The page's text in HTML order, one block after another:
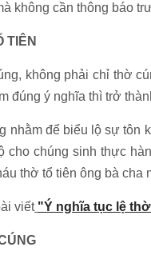
không cần thông báo
TIÊN
không phải chỉ thờ
đúng ý nghĩa thì trở
nhằm để biểu lộ sự
chúng sinh thực
thờ tổ tiên ông bà
viết "Ý nghĩa tục lệ